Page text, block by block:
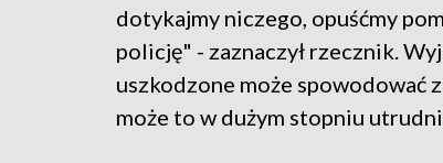
dotykajmy niczego, opuśćmy
policję" - zaznaczył rzecznik.
uszkodzone może spowodować
może to w dużym stopniu